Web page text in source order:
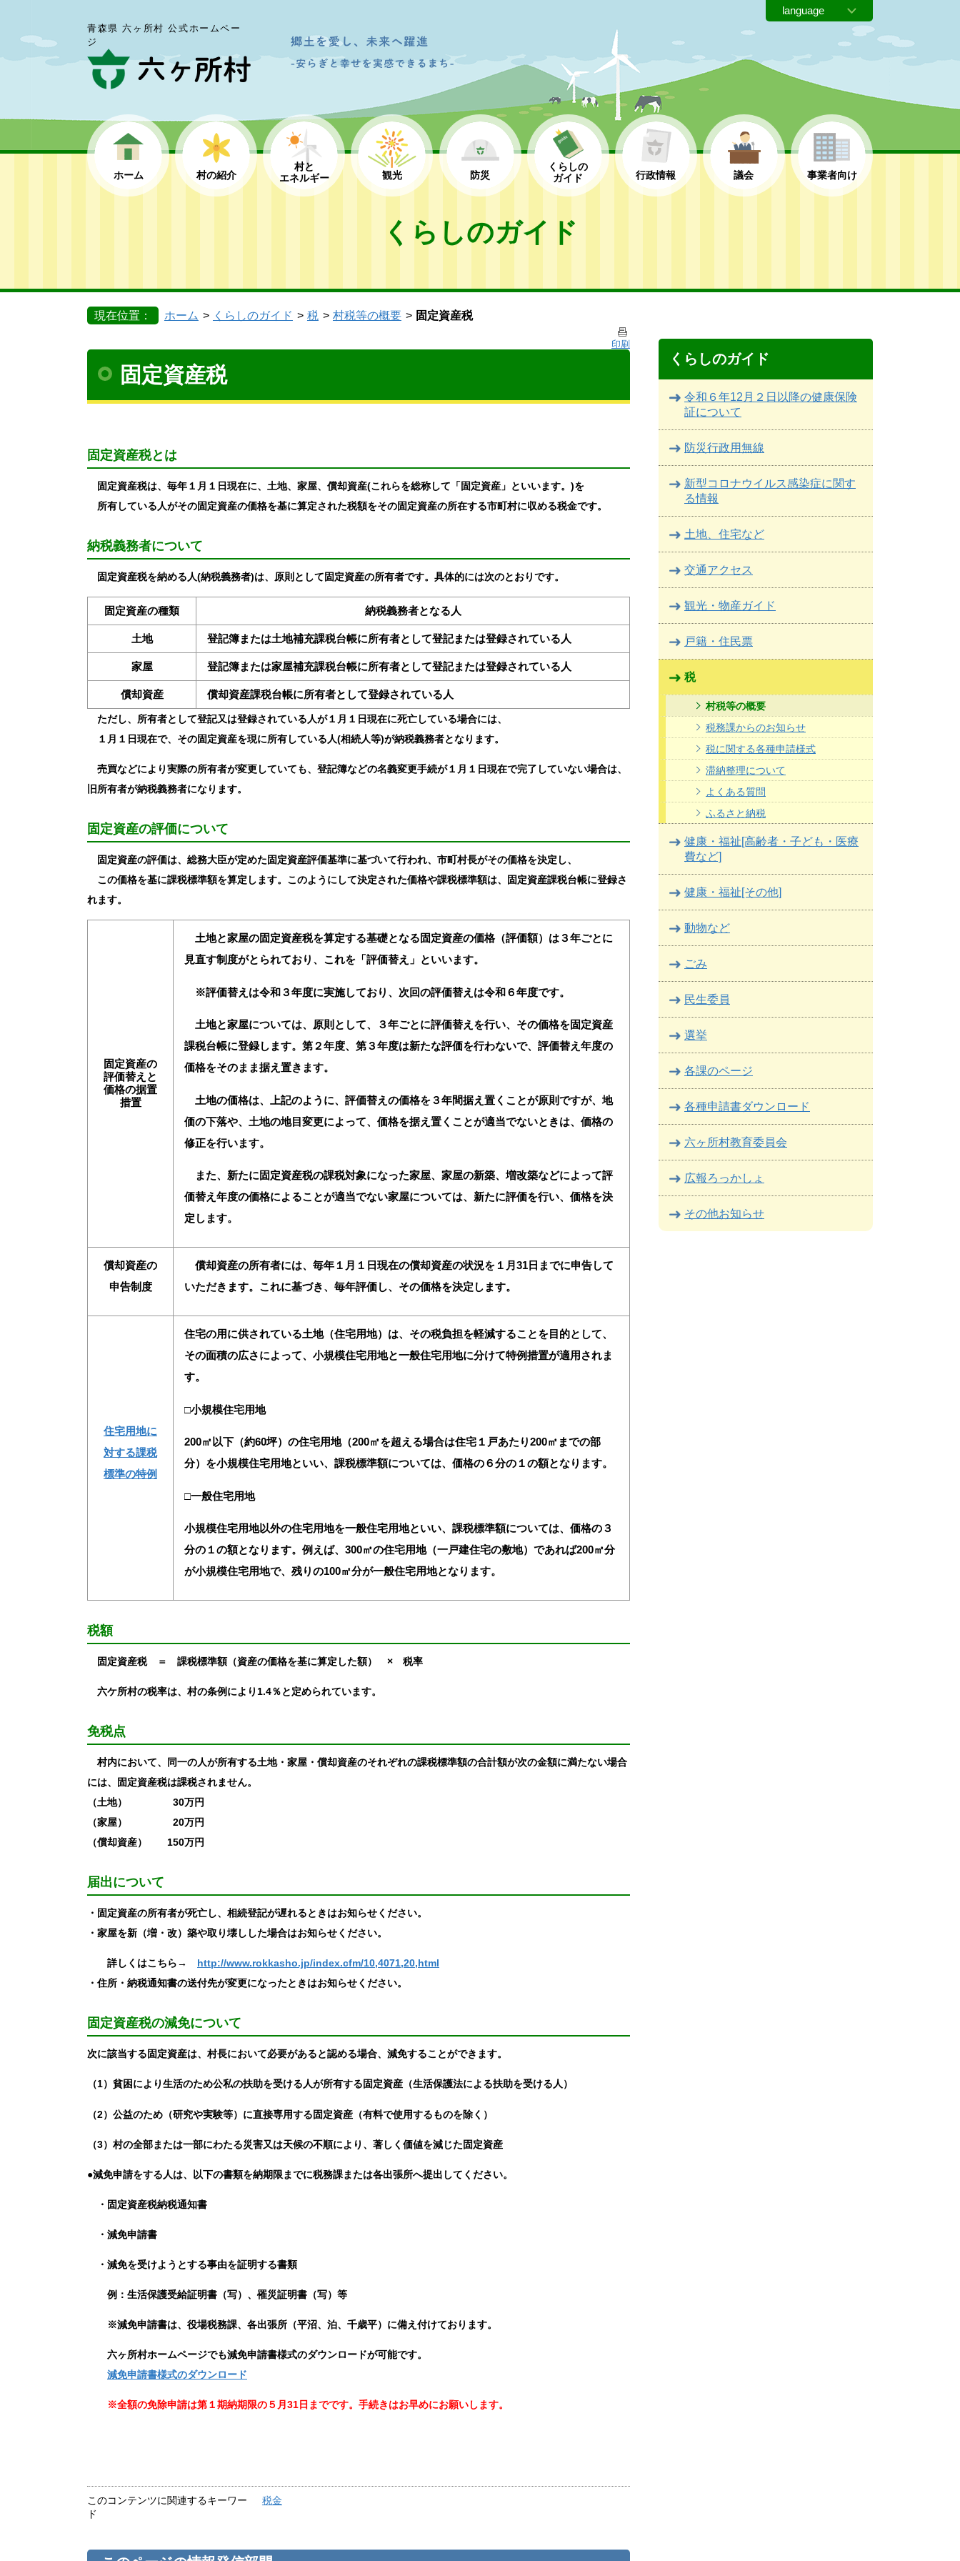
青森県 六ヶ所村 公式ホームペー
ジ
ホーム 村の紹介
村と
エネルギー
観光 防災
くらしの
ガイド
行政情報 議会 事業者向け
くらしのガイド
現在位置： ホーム くらしのガイド 税 村税等の概要 固定資産税
くらしのガイド
令和６年12月２日以降の健康保険
証について
防災行政用無線
新型コロナウイルス感染症に関す
る情報
土地、住宅など
交通アクセス
観光・物産ガイド
戸籍・住民票
税
村税等の概要
税務課からのお知らせ
税に関する各種申請様式
滞納整理について
よくある質問
ふるさと納税
健康・福祉[高齢者・子ども・医療
費など]
健康・福祉[その他]
動物など
ごみ
民生委員
選挙
各課のページ
各種申請書ダウンロード
六ヶ所村教育委員会
広報ろっかしょ
その他お知らせ
印刷
固定資産税
固定資産税とは
固定資産税は、毎年１月１日現在に、土地、家屋、償却資産(これらを総称して「固定資産」といいます。)を
所有している人がその固定資産の価格を基に算定された税額をその固定資産の所在する市町村に収める税金です。
納税義務者について
固定資産税を納める人(納税義務者)は、原則として固定資産の所有者です。具体的には次のとおりです。
固定資産の種類 納税義務者となる人
土地 登記簿または土地補充課税台帳に所有者として登記または登録されている人
家屋 登記簿または家屋補充課税台帳に所有者として登記または登録されている人
償却資産 償却資産課税台帳に所有者として登録されている人
ただし、所有者として登記又は登録されている人が１月１日現在に死亡している場合には、
１月１日現在で、その固定資産を現に所有している人(相続人等)が納税義務者となります。
売買などにより実際の所有者が変更していても、登記簿などの名義変更手続が１月１日現在で完了していない場合は、
旧所有者が納税義務者になります。
固定資産の評価について
固定資産の評価は、総務大臣が定めた固定資産評価基準に基づいて行われ、市町村長がその価格を決定し、
この価格を基に課税標準額を算定します。このようにして決定された価格や課税標準額は、固定資産課税台帳に登録さ
れます。
固定資産の
評価替えと
価格の据置
措置
土地と家屋の固定資産税を算定する基礎となる固定資産の価格（評価額）は３年ごとに
見直す制度がとられており、これを「評価替え」といいます。
※評価替えは令和３年度に実施しており、次回の評価替えは令和６年度です。
土地と家屋については、原則として、３年ごとに評価替えを行い、その価格を固定資産
課税台帳に登録します。第２年度、第３年度は新たな評価を行わないで、評価替え年度の
価格をそのまま据え置きます。
土地の価格は、上記のように、評価替えの価格を３年間据え置くことが原則ですが、地
価の下落や、土地の地目変更によって、価格を据え置くことが適当でないときは、価格の
修正を行います。
また、新たに固定資産税の課税対象になった家屋、家屋の新築、増改築などによって評
価替え年度の価格によることが適当でない家屋については、新たに評価を行い、価格を決
定します。
償却資産の
申告制度
償却資産の所有者には、毎年１月１日現在の償却資産の状況を１月31日までに申告して
いただきます。これに基づき、毎年評価し、その価格を決定します。
住宅用地に
対する課税
標準の特例
住宅の用に供されている土地（住宅用地）は、その税負担を軽減することを目的として、
その面積の広さによって、小規模住宅用地と一般住宅用地に分けて特例措置が適用されま
す。
□小規模住宅用地
200㎡以下（約60坪）の住宅用地（200㎡を超える場合は住宅１戸あたり200㎡までの部
分）を小規模住宅用地といい、課税標準額については、価格の６分の１の額となります。
□一般住宅用地
小規模住宅用地以外の住宅用地を一般住宅用地といい、課税標準額については、価格の３
分の１の額となります。例えば、300㎡の住宅用地（一戸建住宅の敷地）であれば200㎡分
が小規模住宅用地で、残りの100㎡分が一般住宅用地となります。
税額
固定資産税 ＝ 課税標準額（資産の価格を基に算定した額） × 税率
六ケ所村の税率は、村の条例により1.4％と定められています。
免税点
村内において、同一の人が所有する土地・家屋・償却資産のそれぞれの課税標準額の合計額が次の金額に満たない場合
には、固定資産税は課税されません。
（土地） 30万円
（家屋） 20万円
（償却資産） 150万円
届出について
・固定資産の所有者が死亡し、相続登記が遅れるときはお知らせください。
・家屋を新（増・改）築や取り壊しした場合はお知らせください。
詳しくはこちら→ http://www.rokkasho.jp/index.cfm/10,4071,20,html
・住所・納税通知書の送付先が変更になったときはお知らせください。
固定資産税の減免について
次に該当する固定資産は、村長において必要があると認める場合、減免することができます。
（1）貧困により生活のため公私の扶助を受ける人が所有する固定資産（生活保護法による扶助を受ける人）
（2）公益のため（研究や実験等）に直接専用する固定資産（有料で使用するものを除く）
（3）村の全部または一部にわたる災害又は天候の不順により、著しく価値を減じた固定資産
●減免申請をする人は、以下の書類を納期限までに税務課または各出張所へ提出してください。
・固定資産税納税通知書
・減免申請書
・減免を受けようとする事由を証明する書類
例：生活保護受給証明書（写）、罹災証明書（写）等
※減免申請書は、役場税務課、各出張所（平沼、泊、千歳平）に備え付けております。
六ヶ所村ホームページでも減免申請書様式のダウンロードが可能です。
減免申請書様式のダウンロード
※全額の免除申請は第１期納期限の５月31日までです。手続きはお早めにお願いします。
このコンテンツに関連するキーワー
ド
税金